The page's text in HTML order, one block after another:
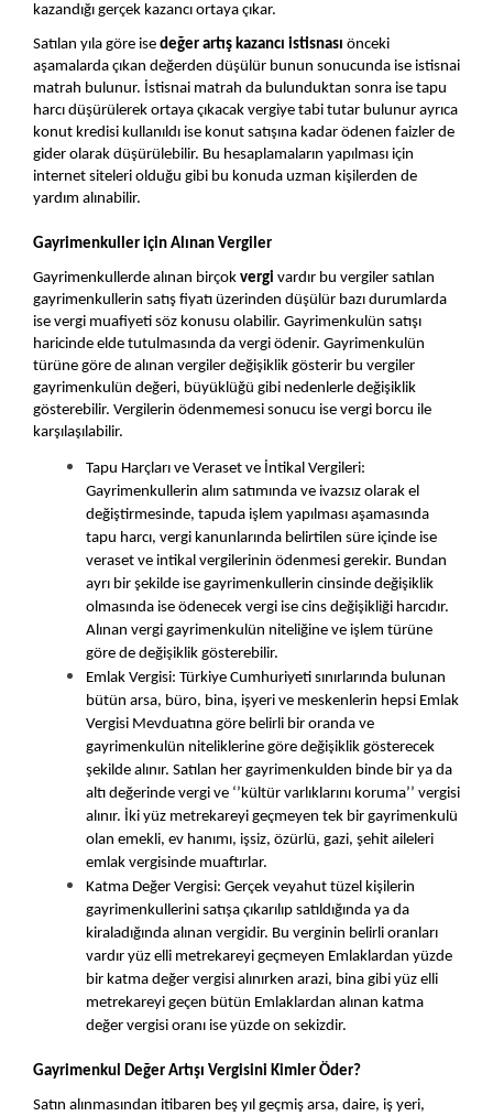
kazandığı gerçek kazancı ortaya çıkar.
Satılan yıla göre ise değer artış kazancı istisnası önceki
aşamalarda çıkan değerden düşülür bunun sonucunda ise istisnai
matrah bulunur. İstisnai matrah da bulunduktan sonra ise tapu
harcı düşürülerek ortaya çıkacak vergiye tabi tutar bulunur ayrıca
konut kredisi kullanıldı ise konut satışına kadar ödenen faizler de
gider olarak düşürülebilir. Bu hesaplamaların yapılması için
internet siteleri olduğu gibi bu konuda uzman kişilerden de
yardım alınabilir.
Gayrimenkuller için Alınan Vergiler
Gayrimenkullerde alınan birçok vergi vardır bu vergiler satılan
gayrimenkullerin satış fiyatı üzerinden düşülür bazı durumlarda
ise vergi muafiyeti söz konusu olabilir. Gayrimenkulün satışı
haricinde elde tutulmasında da vergi ödenir. Gayrimenkulün
türüne göre de alınan vergiler değişiklik gösterir bu vergiler
gayrimenkulün değeri, büyüklüğü gibi nedenlerle değişiklik
gösterebilir. Vergilerin ödenmemesi sonucu ise vergi borcu ile
karşılaşılabilir.
Tapu Harçları ve Veraset ve İntikal Vergileri:
Gayrimenkullerin alım satımında ve ivazsız olarak el
değiştirmesinde, tapuda işlem yapılması aşamasında
tapu harcı, vergi kanunlarında belirtilen süre içinde ise
veraset ve intikal vergilerinin ödenmesi gerekir. Bundan
ayrı bir şekilde ise gayrimenkullerin cinsinde değişiklik
olmasında ise ödenecek vergi ise cins değişikliği harcıdır.
Alınan vergi gayrimenkulün niteliğine ve işlem türüne
göre de değişiklik gösterebilir.
Emlak Vergisi: Türkiye Cumhuriyeti sınırlarında bulunan
bütün arsa, büro, bina, işyeri ve meskenlerin hepsi Emlak
Vergisi Mevduatına göre belirli bir oranda ve
gayrimenkulün niteliklerine göre değişiklik gösterecek
şekilde alınır. Satılan her gayrimenkulden binde bir ya da
altı değerinde vergi ve ‘’kültür varlıklarını koruma’’ vergisi
alınır. İki yüz metrekareyi geçmeyen tek bir gayrimenkulü
olan emekli, ev hanımı, işsiz, özürlü, gazi, şehit aileleri
emlak vergisinde muaftırlar.
Katma Değer Vergisi: Gerçek veyahut tüzel kişilerin
gayrimenkullerini satışa çıkarılıp satıldığında ya da
kiraladığında alınan vergidir. Bu verginin belirli oranları
vardır yüz elli metrekareyi geçmeyen Emlaklardan yüzde
bir katma değer vergisi alınırken arazi, bina gibi yüz elli
metrekareyi geçen bütün Emlaklardan alınan katma
değer vergisi oranı ise yüzde on sekizdir.
Gayrimenkul Değer Artışı Vergisini Kimler Öder?
Satın alınmasından itibaren beş yıl geçmiş arsa, daire, iş yeri,